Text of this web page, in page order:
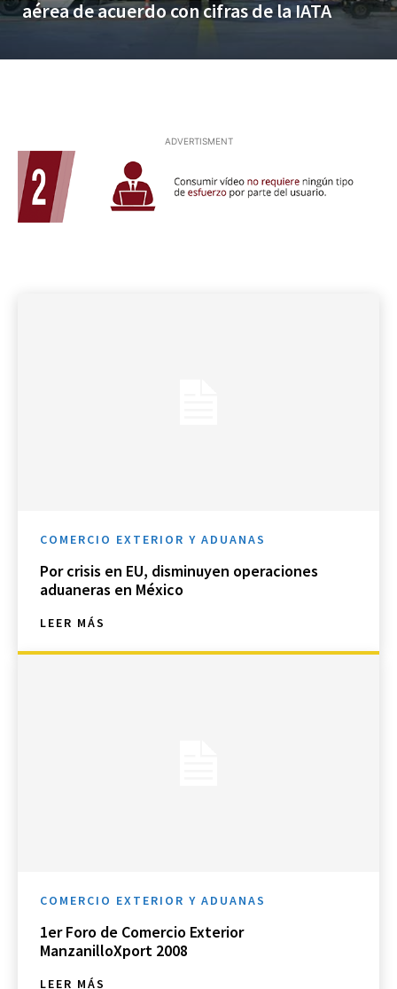
aérea de acuerdo con cifras de la IATA
ADVERTISMENT
COMERCIO EXTERIOR Y ADUANAS
Por crisis en EU, disminuyen operaciones
aduaneras en México
LEER MÁS
COMERCIO EXTERIOR Y ADUANAS
1er Foro de Comercio Exterior
ManzanilloXport 2008
LEER MÁS